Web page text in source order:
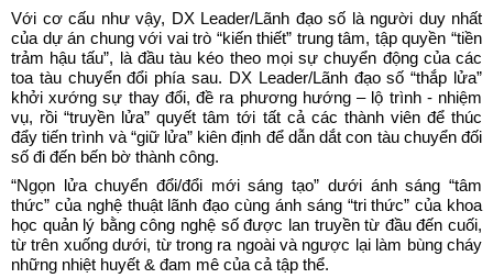
Với cơ cấu như vậy, DX Leader/Lãnh đạo số là người duy nhất
của dự án chung với vai trò “kiến thiết” trung tâm, tập quyền “tiền
trảm hậu tấu”, là đầu tàu kéo theo mọi sự chuyển động của các
toa tàu chuyển đổi phía sau. DX Leader/Lãnh đạo số “thắp lửa”
khởi xướng sự thay đổi, đề ra phương hướng – lộ trình - nhiệm
vụ, rồi “truyền lửa” quyết tâm tới tất cả các thành viên để thúc
đẩy tiến trình và “giữ lửa” kiên định để dẫn dắt con tàu chuyển đối
số đi đến bến bờ thành công.
“Ngọn lửa chuyển đổi/đổi mới sáng tạo” dưới ánh sáng “tâm
thức” của nghệ thuật lãnh đạo cùng ánh sáng “tri thức” của khoa
học quản lý bằng công nghệ số được lan truyền từ đầu đến cuối,
từ trên xuống dưới, từ trong ra ngoài và ngược lại làm bùng cháy
những nhiệt huyết & đam mê của cả tập thể.